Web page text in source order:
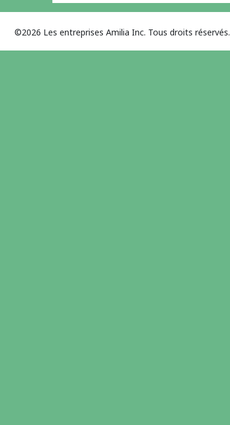
©2026 Les entreprises Amilia Inc. Tous droits réservés.